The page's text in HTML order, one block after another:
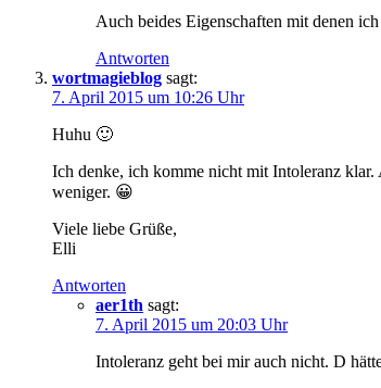
Auch beides Eigenschaften mit denen
Antworten
wortmagieblog sagt:
7. April 2015 um 10:26 Uhr
Huhu 🙂
Ich denke, ich komme nicht mit Intoleranz klar.
weniger. 😀
Viele liebe Grüße,
Elli
Antworten
aer1th sagt:
7. April 2015 um 20:03 Uhr
Intoleranz geht bei mir auch nicht. D